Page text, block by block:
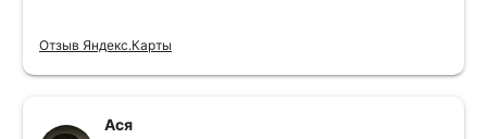
Отзыв Яндекс.Карты
Ася